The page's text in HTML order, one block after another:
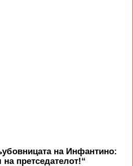
на Инфантино:
претседателот!“